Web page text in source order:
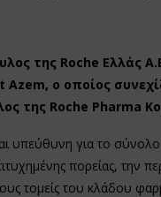
της Roche Ελλάς
Azem, ο οποίος
της Roche Pharma
υπεύθυνη για το σύνολο
πορείας, την
τομείς του κλάδου